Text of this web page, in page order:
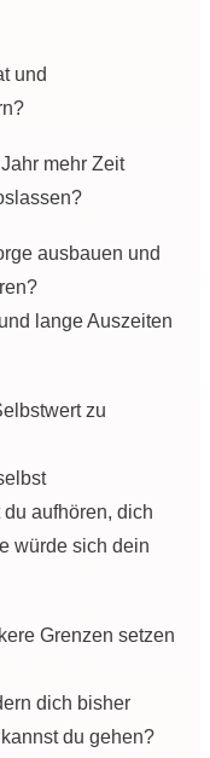
und
mehr Zeit
ausbauen und
lange Auszeiten
zu
aufhören, dich
würde sich dein
Grenzen setzen
dich bisher
du gehen?